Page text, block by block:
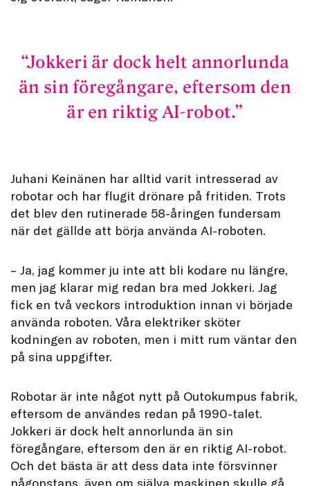
Jokkeri är dock helt annorlunda
än sin föregångare, eftersom den
är en riktig AI-robot.
Juhani Keinänen har alltid varit intresserad av
robotar och har flugit drönare på fritiden. Trots
det blev den rutinerade 58-åringen fundersam
när det gällde att börja använda AI-roboten.
– Ja, jag kommer ju inte att bli kodare nu längre,
men jag klarar mig redan bra med Jokkeri. Jag
fick en två veckors introduktion innan vi började
använda roboten. Våra elektriker sköter
kodningen av roboten, men i mitt rum väntar den
på sina uppgifter.
Robotar är inte något nytt på Outokumpus fabrik,
eftersom de användes redan på 1990-talet.
Jokkeri är dock helt annorlunda än sin
föregångare, eftersom den är en riktig AI-robot.
Och det bästa är att dess data inte försvinner
någonstans, även om själva maskinen skulle gå